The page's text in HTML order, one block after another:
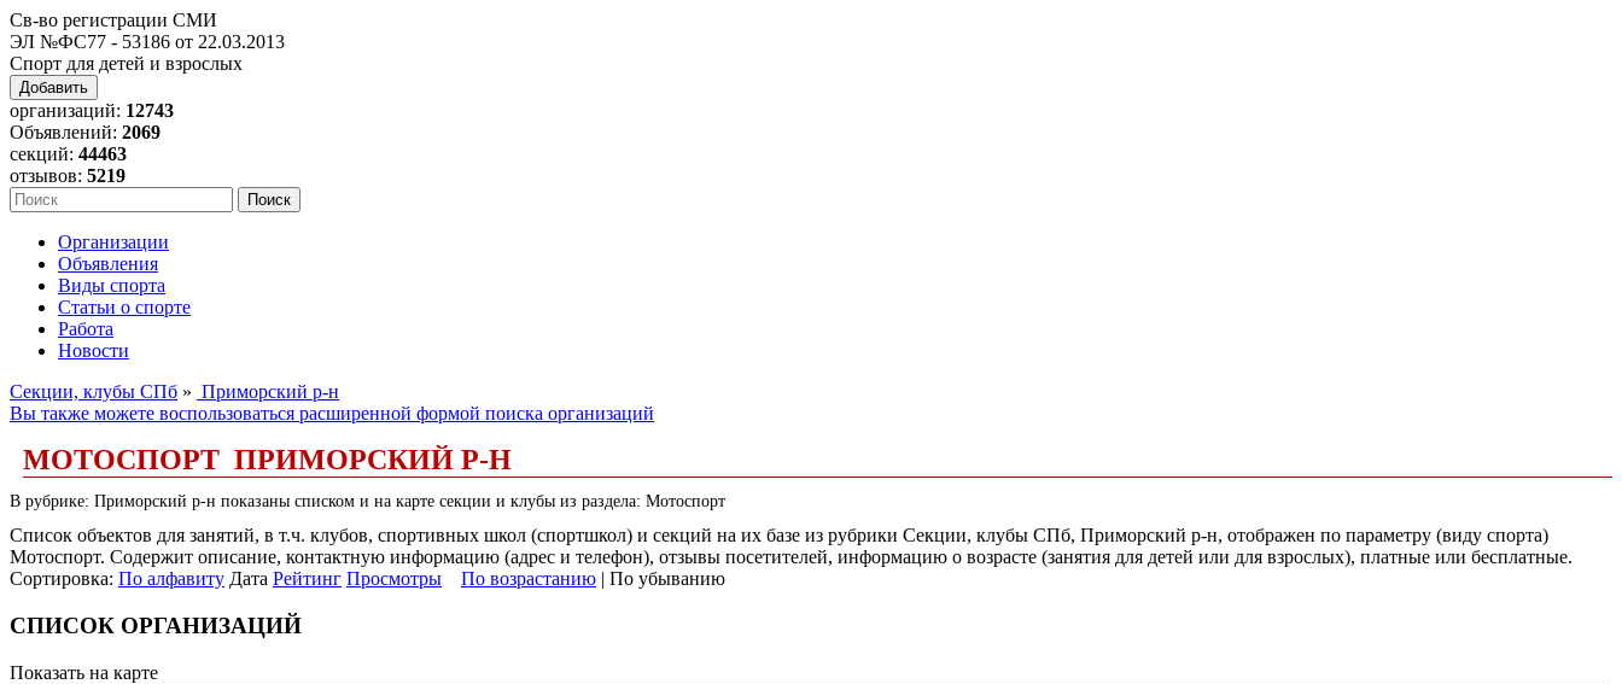
Св-во регистрации СМИ
ЭЛ №ФС77 - 53186 от 22.03.2013
Спорт для детей и взрослых
Добавить
организаций: 12743
Объявлений: 2069
секций: 44463
отзывов: 5219
Организации
Объявления
Виды спорта
Статьи о спорте
Работа
Новости
Секции, клубы СПб » Приморский р-н
Вы также можете воспользоваться расширенной формой поиска организаций
МОТОСПОРТ ПРИМОРСКИЙ Р-Н
В рубрике: Приморский р-н показаны списком и на карте секции и клубы из раздела: Мотоспорт
Список объектов для занятий, в т.ч. клубов, спортивных школ (спортшкол) и секций на их базе из рубрики Секции, клубы СПб, Приморский р-н, отображен по параметру (виду спорта)
Мотоспорт. Содержит описание, контактную информацию (адрес и телефон), отзывы посетителей, информацию о возрасте (занятия для детей или для взрослых), платные или бесплатные.
Сортировка: По алфавиту Дата Рейтинг Просмотры По возрастанию | По убыванию
СПИСОК ОРГАНИЗАЦИЙ
Показать на карте